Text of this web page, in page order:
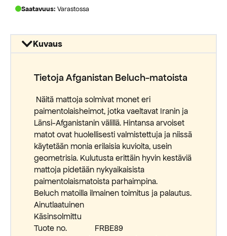
Saatavuus: Varastossa
Kuvaus
Tietoja Afganistan Beluch-matoista
Näitä mattoja solmivat monet eri
paimentolaisheimot, jotka vaeltavat Iranin ja
Länsi-Afganistanin välillä. Hintansa arvoiset
matot ovat huolellisesti valmistettuja ja niissä
käytetään monia erilaisia kuvioita, usein
geometrisia. Kulutusta erittäin hyvin kestäviä
mattoja pidetään nykyaikaisista
paimentolaismatoista parhaimpina.
Beluch matoilla ilmainen toimitus ja palautus.
Ainutlaatuinen
Käsinsolmittu
Tuote no.
FRBE89